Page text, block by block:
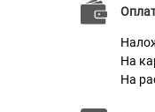
На
На